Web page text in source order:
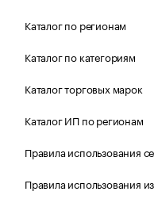
Каталог по регионам
Каталог по категориям
Каталог торговых марок
Каталог ИП по регионам
Правила использования
Правила использования